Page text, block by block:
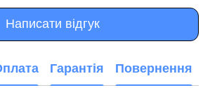
Написати відгук
Гарантія Повернення